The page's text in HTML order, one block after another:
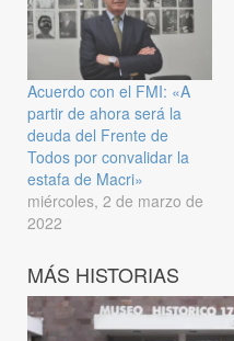
Acuerdo con el FMI: «A
partir de ahora será la
deuda del Frente de
Todos por convalidar la
estafa de Macri»
miércoles, 2 de marzo de
2022
MÁS HISTORIAS